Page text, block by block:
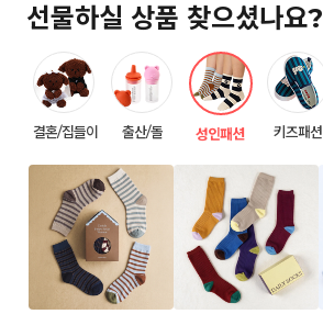
선물하실 상품 찾으셨나요?
결혼/집들이 출산/돌 성인패션 키즈패션